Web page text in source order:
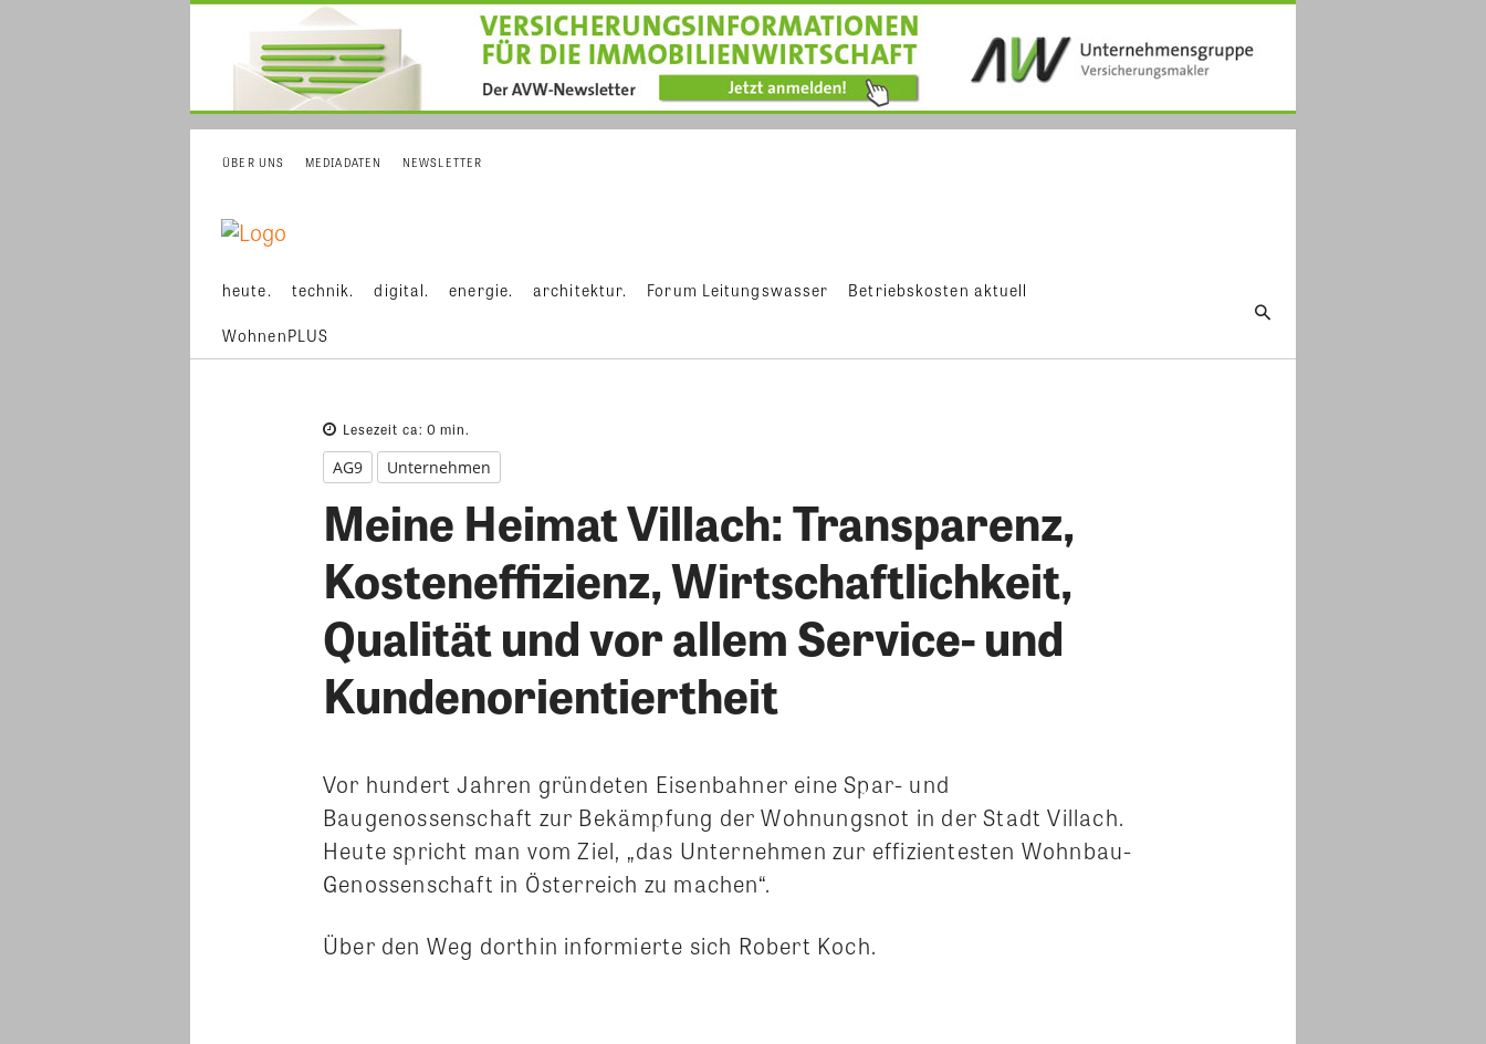
ÜBER UNS MEDIADATEN NEWSLETTER
heute. technik. digital. energie. architektur. Forum Leitungswasser Betriebskosten aktuell
WohnenPLUS
Lesezeit ca: 0 min.
AG9 Unternehmen
Meine Heimat Villach: Transparenz,
Kosteneffizienz, Wirtschaftlichkeit,
Qualität und vor allem Service- und
Kundenorientiertheit
Vor hundert Jahren gründeten Eisenbahner eine Spar- und
Baugenossenschaft zur Bekämpfung der Wohnungsnot in der Stadt Villach.
Heute spricht man vom Ziel, „das Unternehmen zur effizientesten Wohnbau-
Genossenschaft in Österreich zu machen“.
Über den Weg dorthin informierte sich Robert Koch.